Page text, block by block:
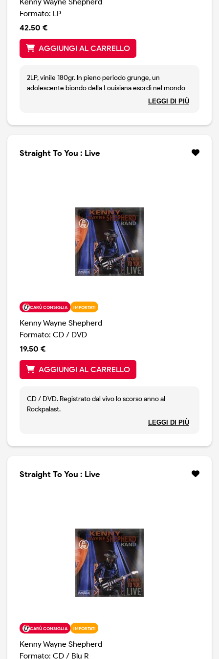
Formato: LP
42.50 €
AGGIUNGI AL CARRELLO
2LP, vinile 180gr. In pieno periodo grunge, un
adolescente biondo della Louisiana esordì nel mondo
della musica con il folgorante album di debutto
molto orgoglioso di ‘Ledbetter Heights’.” Trent'anni
dopo, Shepherd pubblica ora una versione registrata
Sessions” entusiasmeranno sia i fan di vecchia data che
quelli nuovi. «Riascoltare questo album mi ha riportato
allo stupore e all’entusiasmo di quei giorni. Allora non
sapevo cosa mi aspettasse, ma sono molto grato per
ciò che ne è risultato».
LEGGI DI PIÙ
Straight To You : Live
CARÙ CONSIGLIA IMPORTATI
Kenny Wayne Shepherd
Formato: CD / DVD
19.50 €
AGGIUNGI AL CARRELLO
CD / DVD. Registrato dal vivo lo scorso anno al
Rockpalast.
Si tratta del secondo album dal vivo di Shepherd, dopo
poderose, come la vibrante Heat of The Sun, oppure
Shame Shane Shame o Long Time Running. Ci sono
incredibili minuti, per rileggere Voodoo Child ( Slight
Return) di Jimi Hendrix.
LEGGI DI PIÙ
Straight To You : Live
CARÙ CONSIGLIA IMPORTATI
Kenny Wayne Shepherd
Formato: CD / Blu R